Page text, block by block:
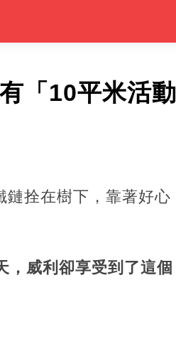
「10平米活動
鏈拴在樹下，靠著好心
，威利卻享受到了這個